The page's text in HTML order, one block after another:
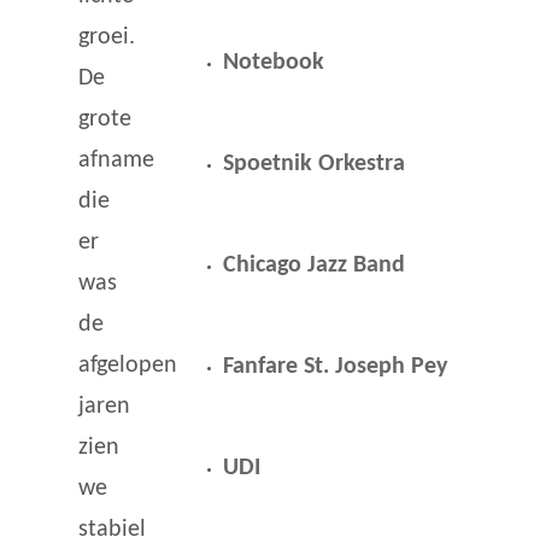
groei.
De
grote
afname
die
er
was
de
afgelopen
jaren
zien
we
stabiel
Notebook
Spoetnik Orkestra
Chicago Jazz Band
Fanfare St. Joseph Pey
UDI